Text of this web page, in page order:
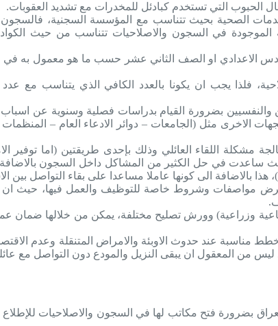
الحبوب التي تستخدم كبادئل للمخدرات مع تشديد العقوبات.
الصحية بحيث تتناسب مع المؤسسة السجنية، فالسجون
الموجودة في السجون والاصلاحيات تتناسب من حيث
الاعدادي او الصف الثاني عشر حسب ما هو معمول به في
فلذا يجب ان يكونا بالعدد الكافي الذي يتناسب مع عدد
والنفسيين بضرورة القيام بدراسات فصلية وسنوية عن
الاخرى مثل (الجامعات – دوائر الادعاء العام –
مشكلة اللقاء العائلي وذلك بإحدى طريقتين (اما توفير
ساعدت في حل الكثير من المشاكل داخل السجون بالاضافة
هذا بالاضافة الى كونها عاملا مساعدا على بقاء التواصل
بفرض مواصفات وشروط خاصة للتوظيف والعمل فيها،
وزراعية) وورش تصليح مختلفة، يمكن من خلالها ضمان
مناسبة عند حدوث الاوبئة والامراض المتنقلة وعدم
بضرورة فتح مكاتب لها في السجون والاصلاحيات